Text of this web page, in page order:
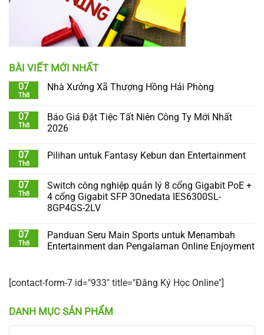
BÀI VIẾT MỚI NHẤT
07
Th8
Nhà Xưởng Xã Thượng Hồng Hải Phòng
07
Th8
Báo Giá Đặt Tiệc Tất Niên Công Ty Mới Nhất
2026
07
Th8
Pilihan untuk Fantasy Kebun dan Entertainment
07
Th8
Switch công nghiệp quản lý 8 cổng Gigabit PoE +
4 cổng Gigabit SFP 3Onedata IES6300SL-
8GP4GS-2LV
07
Th8
Panduan Seru Main Sports untuk Menambah
Entertainment dan Pengalaman Online Enjoyment
[contact-form-7 id="933" title="Đăng Ký Học Online"]
DANH MỤC SẢN PHẨM